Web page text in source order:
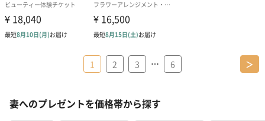
1 2 3 … 6 ＞
妻へのプレゼントを価格帯から探す